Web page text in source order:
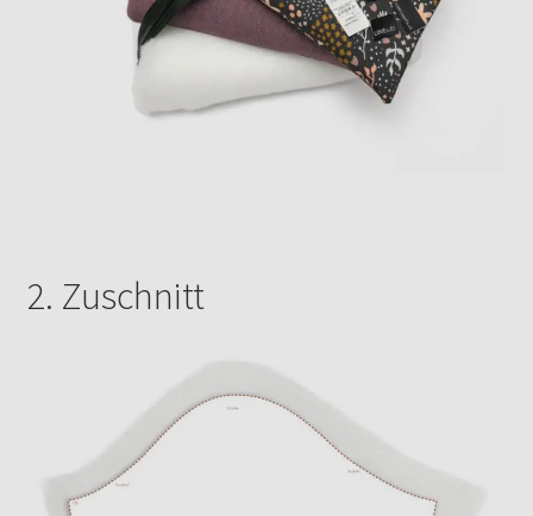
2. Zuschnitt